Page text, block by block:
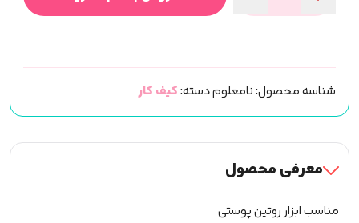
کیف
(سایز
S)
عدد
شناسه محصول:نامعلومدسته:کیف کار
معرفی محصول
مناسب ابزار روتین پوستی